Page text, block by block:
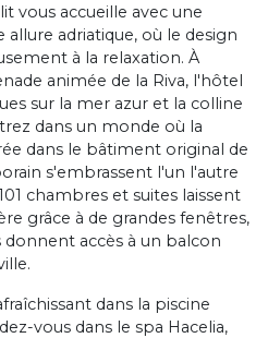
vous accueille avec une
adriatique, où le design
à la relaxation. À
animée de la Riva, l'hôtel
sur la mer azur et la colline
dans un monde où la
dans le bâtiment original de
s'embrassent l'un l'autre
chambres et suites laissent
grâce à de grandes fenêtres,
accès à un balcon
dans la piscine
vous dans le spa Hacelia,